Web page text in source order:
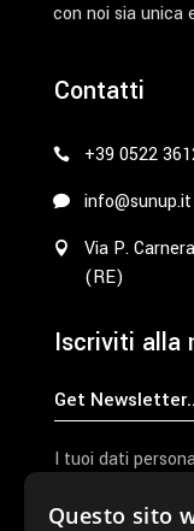
con noi sia unica
Contatti
+39 0522
info@sunup.it
Via P.
(RE)
Iscriviti alla
I tuoi dati
l'elaborazione
nella nostra
Questo sito